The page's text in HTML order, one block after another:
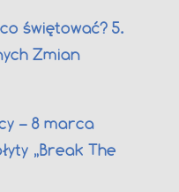
świętować? 5.
Zmian
– 8 marca
„Break The